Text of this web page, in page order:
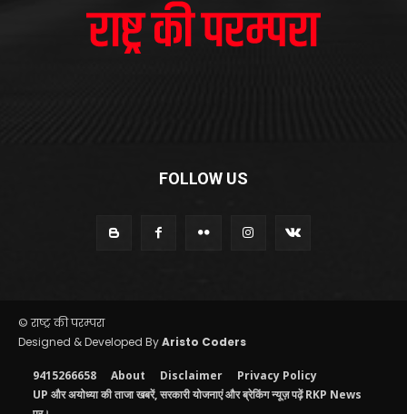
FOLLOW US
© राष्ट्र की परम्परा
Designed & Developed ByAristo Coders
9415266658 About Disclaimer
Privacy Policy
UP और अयोध्या की ताजा खबरें, सरकारी योजनाएं और ब्रेकिंग न्यूज़ पढ़ें RKP News